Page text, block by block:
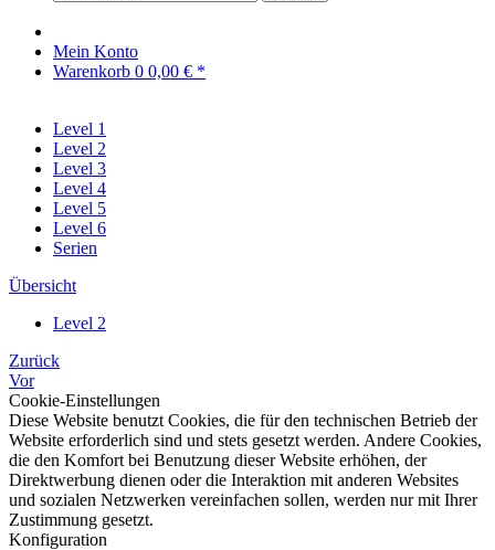
Mein Konto
Warenkorb 0 0,00 € *
Level 1
Level 2
Level 3
Level 4
Level 5
Level 6
Serien
Übersicht
Level 2
Zurück
Vor
Cookie-Einstellungen
Diese Website benutzt Cookies, die für den technischen Betrieb der
Website erforderlich sind und stets gesetzt werden. Andere Cookies,
die den Komfort bei Benutzung dieser Website erhöhen, der
Direktwerbung dienen oder die Interaktion mit anderen Websites
und sozialen Netzwerken vereinfachen sollen, werden nur mit Ihrer
Zustimmung gesetzt.
Konfiguration